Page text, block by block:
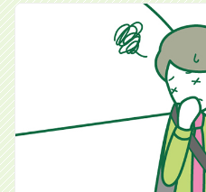
乗り物酔いは克服できるの？ 対策